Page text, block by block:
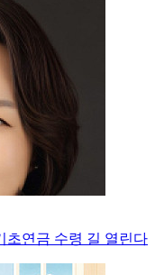
초연금 수령 길 열린다